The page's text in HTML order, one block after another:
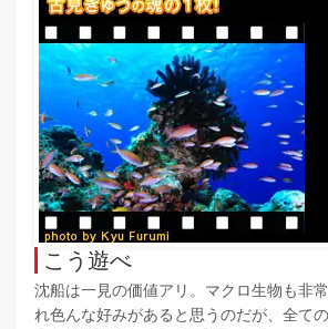
こう遊べ
沈船は一見の価値アリ。マクロ生物も非
れ色んな好みがあると思うのだが、全て